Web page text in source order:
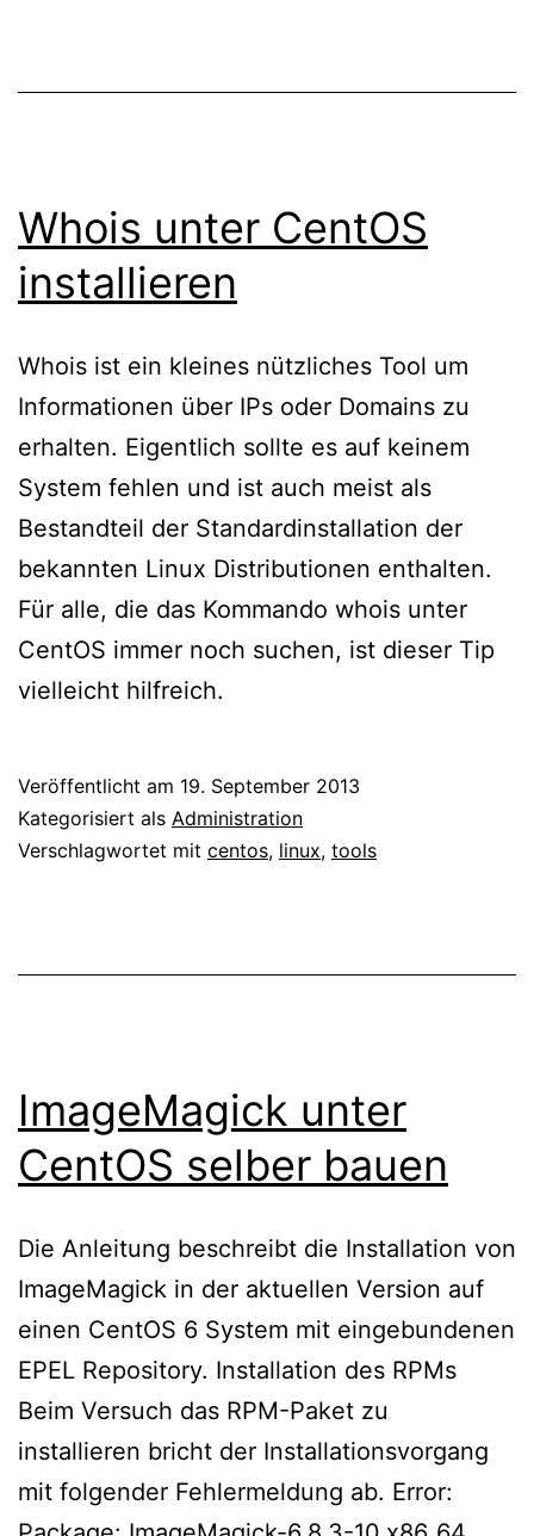
Whois unter CentOS
installieren
Whois ist ein kleines nützliches Tool um
Informationen über IPs oder Domains zu
erhalten. Eigentlich sollte es auf keinem
System fehlen und ist auch meist als
Bestandteil der Standardinstallation der
bekannten Linux Distributionen enthalten.
Für alle, die das Kommando whois unter
CentOS immer noch suchen, ist dieser Tip
vielleicht hilfreich.
Veröffentlicht am 19. September 2013
Kategorisiert als Administration
Verschlagwortet mit centos, linux, tools
ImageMagick unter
CentOS selber bauen
Die Anleitung beschreibt die Installation von
ImageMagick in der aktuellen Version auf
einen CentOS 6 System mit eingebundenen
EPEL Repository. Installation des RPMs
Beim Versuch das RPM-Paket zu
installieren bricht der Installationsvorgang
mit folgender Fehlermeldung ab. Error: